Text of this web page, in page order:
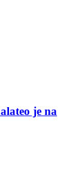
je na